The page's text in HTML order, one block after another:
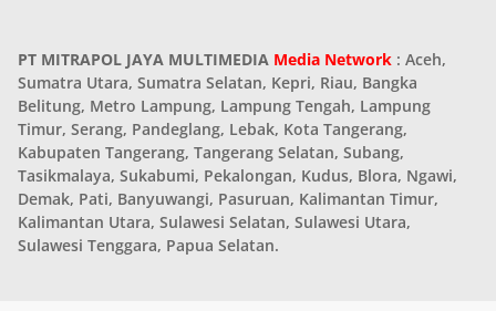
PT MITRAPOL JAYA MULTIMEDIA Media Network : Aceh,
Sumatra Utara, Sumatra Selatan, Kepri, Riau, Bangka
Belitung, Metro Lampung, Lampung Tengah, Lampung
Timur, Serang, Pandeglang, Lebak, Kota Tangerang,
Kabupaten Tangerang, Tangerang Selatan, Subang,
Tasikmalaya, Sukabumi, Pekalongan, Kudus, Blora, Ngawi,
Demak, Pati, Banyuwangi, Pasuruan, Kalimantan Timur,
Kalimantan Utara, Sulawesi Selatan, Sulawesi Utara,
Sulawesi Tenggara, Papua Selatan.